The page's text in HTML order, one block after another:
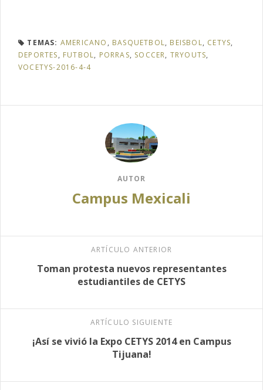
TEMAS: AMERICANO , BASQUETBOL, BEISBOL, CETYS,
DEPORTES, FUTBOL, PORRAS, SOCCER, TRYOUTS,
VOCETYS-2016-4-4
AUTOR
Campus Mexicali
ARTÍCULO ANTERIOR
Toman protesta nuevos representantes
estudiantiles de CETYS
ARTÍCULO SIGUIENTE
¡Así se vivió la Expo CETYS 2014 en Campus
Tijuana!